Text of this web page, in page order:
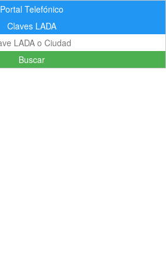
Portal Telefónico
Claves LADA
Buscar